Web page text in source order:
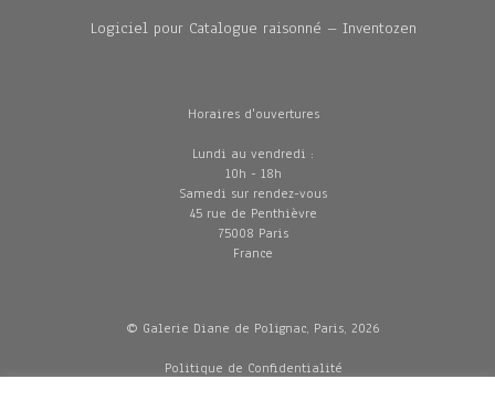
Logiciel pour Catalogue raisonné – Inventozen
Horaires d'ouvertures
Lundi au vendredi :
10h - 18h
Samedi sur rendez-vous
45 rue de Penthièvre
75008 Paris
France
© Galerie Diane de Polignac, Paris, 2026
Politique de Confidentialité